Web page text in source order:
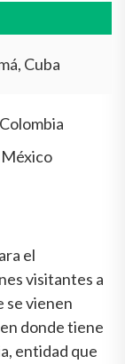
Cuba
Colombia
México
el
visitantes a
se vienen
donde tiene
entidad que